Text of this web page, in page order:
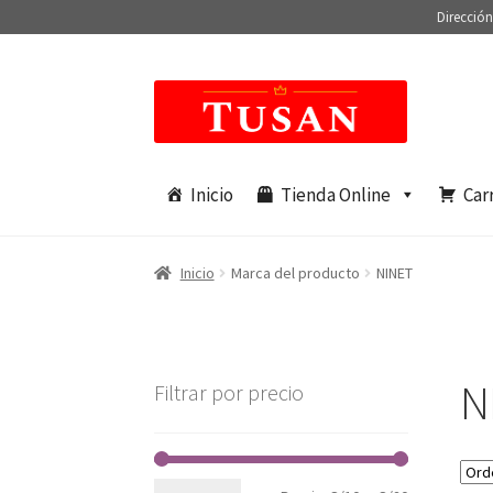
navegación
contenido
Inicio Tienda Online
Inicio Marca del producto NINET
Filtrar por precio